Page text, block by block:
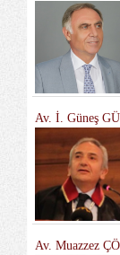
Av. İ. Güneş
Av. Muazzez